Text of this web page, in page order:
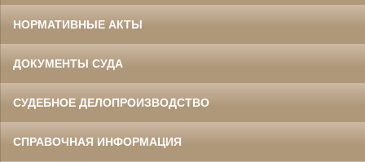
НОРМАТИВНЫЕ АКТЫ
ДОКУМЕНТЫ СУДА
СУДЕБНОЕ ДЕЛОПРОИЗВОДСТВО
СПРАВОЧНАЯ ИНФОРМАЦИЯ